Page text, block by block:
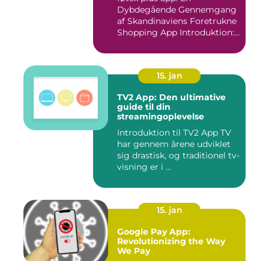
Dybdegående Gennemgang
af Skandinaviens Foretrukne
Shopping App Introduktion:
15. jan
TV2 App: Den ultimative
guide til din
streamingoplevelse
Introduktion til TV2 App TV
har gennem årene udviklet
sig drastisk, og traditionel tv-
visning er i ...
15. jan
Google Pay App:
Revolutionizing the Way
We Pay